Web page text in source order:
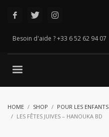
Besoin d'aide ? +33 6 52 62 94 07
HOME SHOP POUR LES ENFANTS
LES FÊTES JUIVES – HANOUKA BD